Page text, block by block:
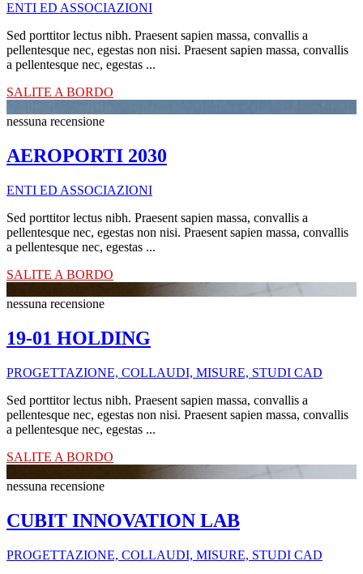
ENTI ED ASSOCIAZIONI
Sed porttitor lectus nibh. Praesent sapien massa, convallis a
pellentesque nec, egestas non nisi. Praesent sapien massa, convallis
a pellentesque nec, egestas ...
SALITE A BORDO
nessuna recensione
AEROPORTI 2030
ENTI ED ASSOCIAZIONI
Sed porttitor lectus nibh. Praesent sapien massa, convallis a
pellentesque nec, egestas non nisi. Praesent sapien massa, convallis
a pellentesque nec, egestas ...
SALITE A BORDO
nessuna recensione
19-01 HOLDING
PROGETTAZIONE, COLLAUDI, MISURE, STUDI CAD
Sed porttitor lectus nibh. Praesent sapien massa, convallis a
pellentesque nec, egestas non nisi. Praesent sapien massa, convallis
a pellentesque nec, egestas ...
SALITE A BORDO
nessuna recensione
CUBIT INNOVATION LAB
PROGETTAZIONE, COLLAUDI, MISURE, STUDI CAD